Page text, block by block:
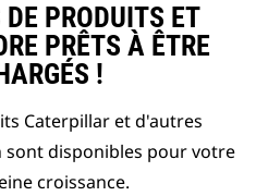
DE PRODUITS ET
PRÊTS À ÊTRE
!
Caterpillar et d'autres
disponibles pour votre
croissance.